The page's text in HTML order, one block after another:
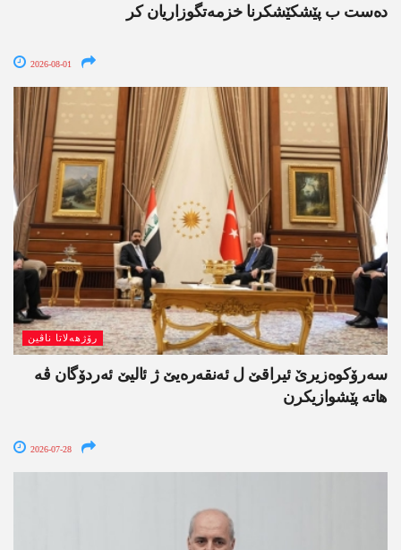
دەست ب پێشکێشکرنا خزمەتگوزاریان کر
2026-08-01
رۆژھەلاتا ناڤین
سەرۆکوەزیرێ ئیراقێ ل ئەنقەرەیێ ژ ئالیێ ئەردۆگان ڤە
ھاتە پێشوازیکرن
2026-07-28